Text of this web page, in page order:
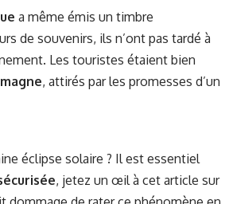
a même émis un timbre
de souvenirs, ils n’ont pas tardé à
Les touristes étaient bien
, attirés par les promesses d’un
éclipse solaire ? Il est essentiel
, jetez un œil à cet article sur